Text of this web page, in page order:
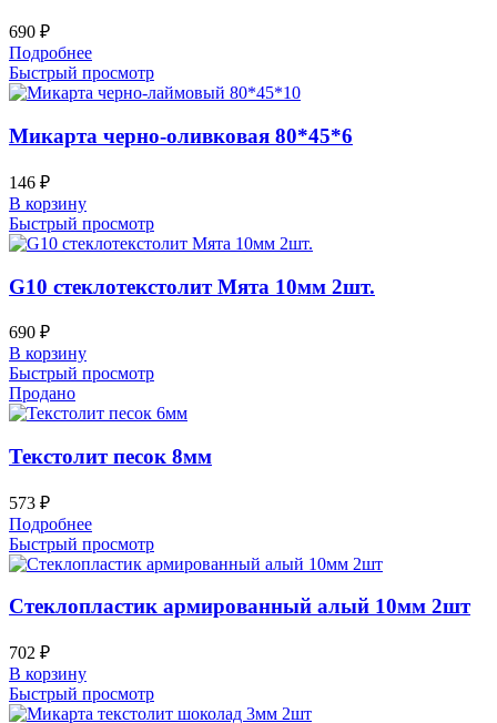
690 ₽
Подробнее
Быстрый просмотр
Микарта черно-оливковая 80*45*6
146 ₽
В корзину
Быстрый просмотр
G10 стеклотекстолит Мята 10мм 2шт.
690 ₽
В корзину
Быстрый просмотр
Продано
Текстолит песок 8мм
573 ₽
Подробнее
Быстрый просмотр
Стеклопластик армированный алый 10мм 2шт
702 ₽
В корзину
Быстрый просмотр